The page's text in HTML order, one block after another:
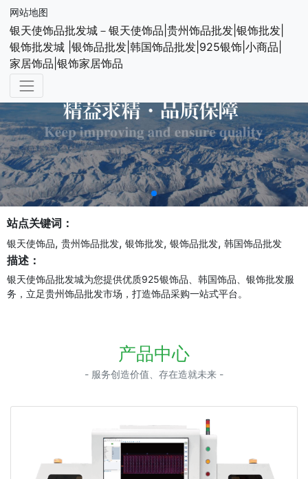
网站地图
银天使饰品批发城－银天使饰品|贵州饰品批发|银饰批发|
银饰批发城 |银饰品批发|韩国饰品批发|925银饰|小商品|
家居饰品|银饰家居饰品
站点关键词：
银天使饰品, 贵州饰品批发, 银饰批发, 银饰品批发, 韩国饰品批发
描述：
银天使饰品批发城为您提供优质925银饰品、韩国饰品、银饰批发服
务，立足贵州饰品批发市场，打造饰品采购一站式平台。
产品中心
- 服务创造价值、存在造就未来 -